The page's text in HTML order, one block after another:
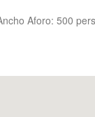
Aforo: 500